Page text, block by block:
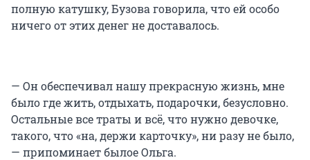
полную катушку, Бузова говорила, что ей особо
ничего от этих денег не доставалось.
— Он обеспечивал нашу прекрасную жизнь, мне
было где жить, отдыхать, подарочки, безусловно.
Остальные все траты и всё, что нужно девочке,
такого, что «на, держи карточку», ни разу не было,
— припоминает былое Ольга.